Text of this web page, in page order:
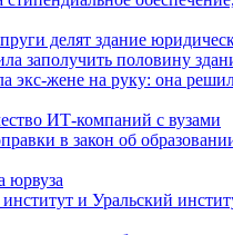
делят здание
заполучить половину
экс-жене на руку: она
ИТ-компаний с вузами
в закон об
юрвуза
и Уральский